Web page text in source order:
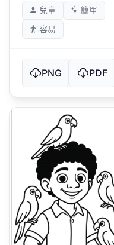
兒童
簡單
容易
PNG PDF